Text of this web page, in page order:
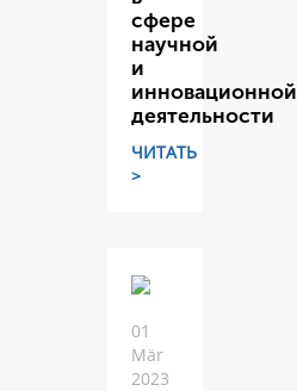
сфере
научной
и
инновационной
деятельности
ЧИТАТЬ
>
01
Mär
2023